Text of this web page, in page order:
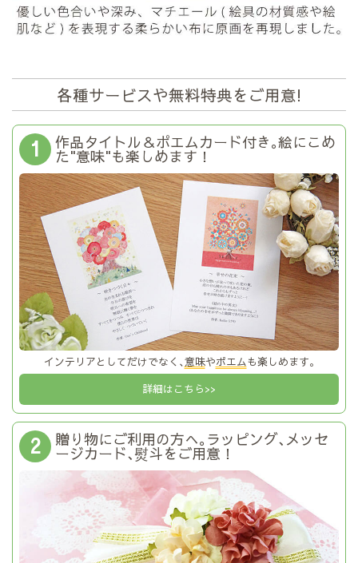
各種サービスや無料特典をご用意!
1 作品タイトル＆ポエムカード付き｡絵にこめ
た"意味"も楽しめます！
インテリアとしてだけでなく､意味やポエムも楽しめます｡
詳細はこちら>>
2 贈り物にご利用の方へ｡ラッピング､メッセ
ージカード､熨斗をご用意！